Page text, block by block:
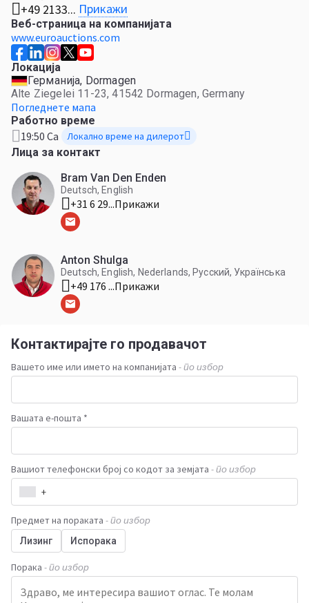
+49 2133... Прикажи
Веб-страница на компанијата
www.euroauctions.com
Локација
Германија, Dormagen
Alte Ziegelei 11-23, 41542 Dormagen, Germany
Погледнете мапа
Работно време
19:50 Са Локално време на дилерот
Лица за контакт
Bram Van Den Enden
Deutsch, English
+31 6 29...Прикажи
Anton Shulga
Deutsch, English, Nederlands, Русский, Українська
+49 176 ...Прикажи
Контактирајте го продавачот
Вашето име или името на компанијата - по избор
Вашата е-пошта *
Вашиот телефонски број со кодот за земјата - по избор
+
Предмет на пораката - по избор
Лизинг Испорака
Порака - по избор